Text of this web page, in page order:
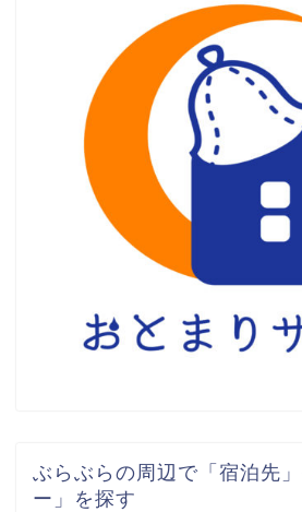
ぶらぶらの周辺で「宿泊先
ー」を探す